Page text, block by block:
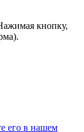
кнопку,
его в нашем